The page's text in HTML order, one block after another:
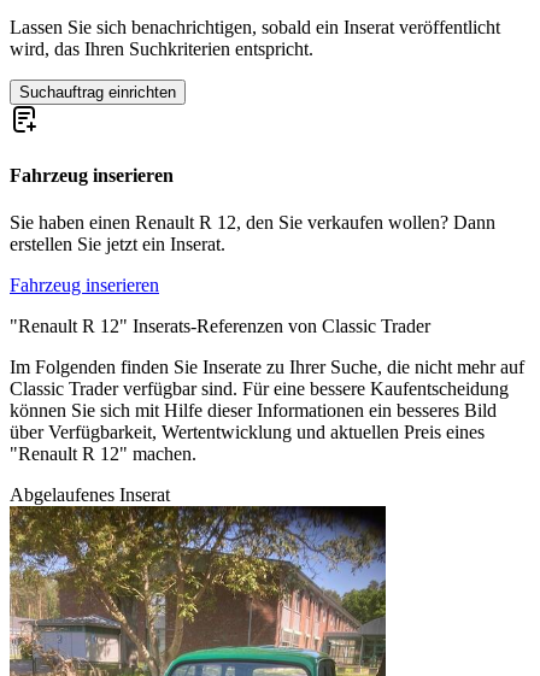
Lassen Sie sich benachrichtigen, sobald ein Inserat veröffentlicht
wird, das Ihren Suchkriterien entspricht.
Suchauftrag einrichten
Fahrzeug inserieren
Sie haben einen Renault R 12, den Sie verkaufen wollen? Dann
erstellen Sie jetzt ein Inserat.
Fahrzeug inserieren
"Renault R 12" Inserats-Referenzen von Classic Trader
Im Folgenden finden Sie Inserate zu Ihrer Suche, die nicht mehr auf
Classic Trader verfügbar sind. Für eine bessere Kaufentscheidung
können Sie sich mit Hilfe dieser Informationen ein besseres Bild
über Verfügbarkeit, Wertentwicklung und aktuellen Preis eines
"Renault R 12" machen.
Abgelaufenes Inserat